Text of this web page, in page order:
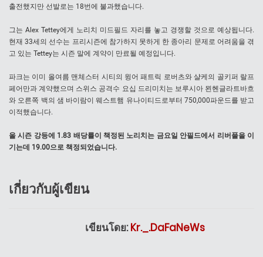
출전했지만 선발로는 18번에 불과했습니다.
그는 Alex Tettey에게 노리치 미드필드 자리를 놓고 경쟁할 것으로 예상됩니다.
현재 33세의 선수는 프리시즌에 참가하지 못하게 한 종아리 문제로 어려움을 겪
고 있는 Tettey는 시즌 말에 계약이 만료될 예정입니다.
파크는 이미 올여름 맨체스터 시티의 윙어 패트릭 로버츠와 샬케의 골키퍼 랄프
페어만과 계약했으며 스위스 공격수 요십 드리미치는 보루시아 묀헨글라트바흐
와 오른쪽 백의 샘 바이람이 웨스트햄 유나이티드로부터 750,000파운드를 받고
이적했습니다.
올 시즌 강등에 1.83 배당률이 책정된 노리치는 금요일 안필드에서 리버풀을 이
기는데 19.00으로 책정되었습니다.
เกี่ยวกับผู้เขียน
เขียนโดย:Kr._.DaFaNeWs